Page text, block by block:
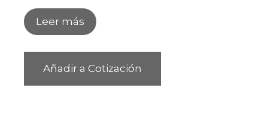
Leer más
Añadir a Cotización